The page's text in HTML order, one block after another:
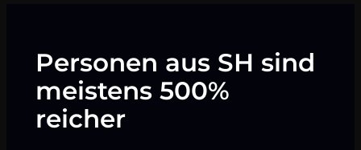
Personen aus SH sind
meistens 500%
reicher